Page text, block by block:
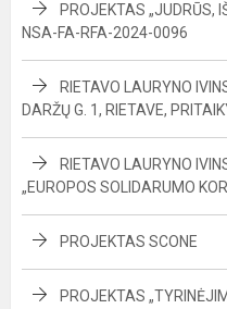
PROJEKTAS „JUDRŪS,
NSA-FA-RFA-2024-0096
RIETAVO LAURYNO
DARŽŲ G. 1, RIETAVE,
RIETAVO LAURYNO
„EUROPOS SOLIDARUMO
PROJEKTAS SCONE
PROJEKTAS